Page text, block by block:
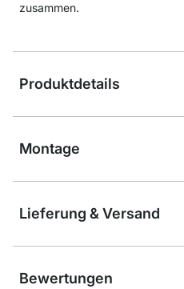
zusammen.
Produktdetails
Montage
Lieferung & Versand
Bewertungen